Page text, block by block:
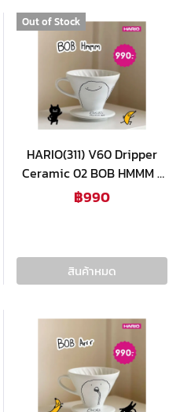
Out of Stock
HARIO(311) V60 Dripper
Ceramic 02 BOB HMMM /
VDC-02-HM
฿990
สินค้าหมด